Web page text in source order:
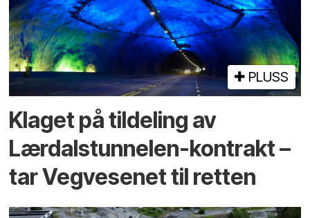
PLUSS
Klaget på tildeling av
Lærdalstunnelen-kontrakt –
tar Vegvesenet til retten